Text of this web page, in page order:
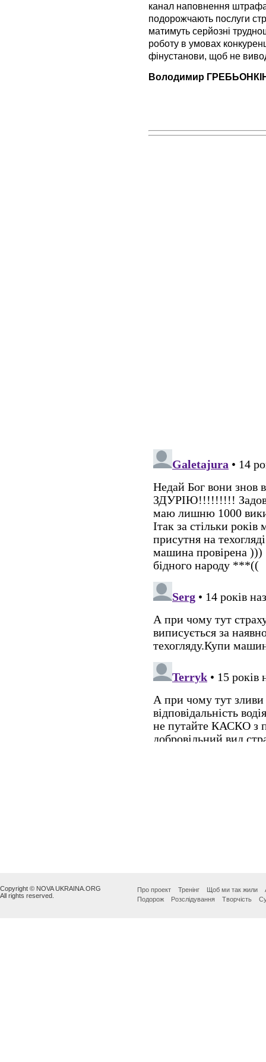
канал наповнення
подорожчають послуги
матимуть серйозні
роботу в умовах
фінустанови, щоб не
Володимир
Copyright © NOVA UKRAINA.ORG
All rights reserved.
Про проект Тренінг Щоб ми так жили
Подорож
Розслідування Творчість